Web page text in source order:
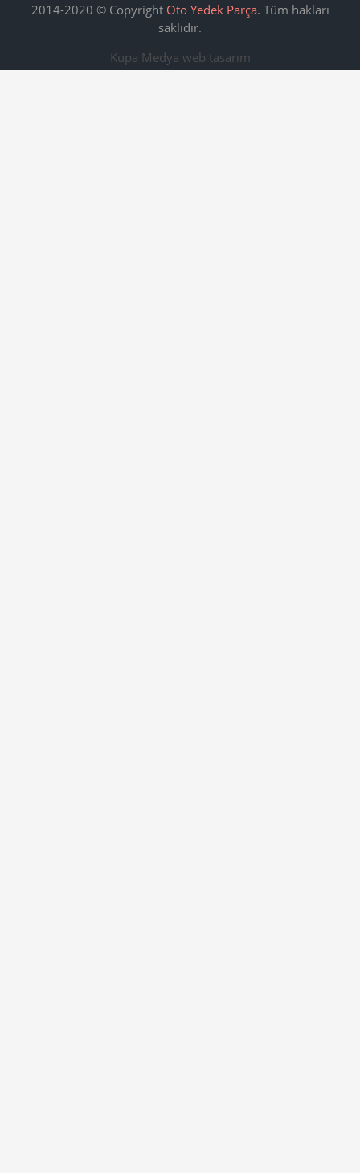
2014-2020 © Copyright Oto Yedek Parça. Tüm hakları
saklıdır.
Kupa Medya web tasarım